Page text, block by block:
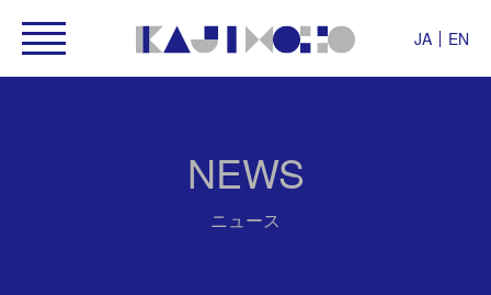
JA EN
NEWS
ニュース